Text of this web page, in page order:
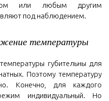
или любым другим
под наблюдением.
температуры
губительны для
Поэтому температуру
Конечно, для каждого
индивидуальный. Но